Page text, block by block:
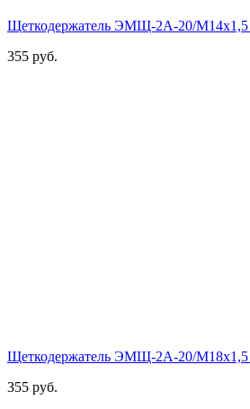
Щеткодержатель ЭМЩ-2А-20/М14х1,5
355 руб.
Щеткодержатель ЭМЩ-2А-20/М18х1,5
355 руб.